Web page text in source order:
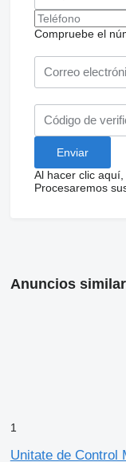
Compruebe el
Al hacer clic
Procesaremos
Anuncios
1
Unitate de Control